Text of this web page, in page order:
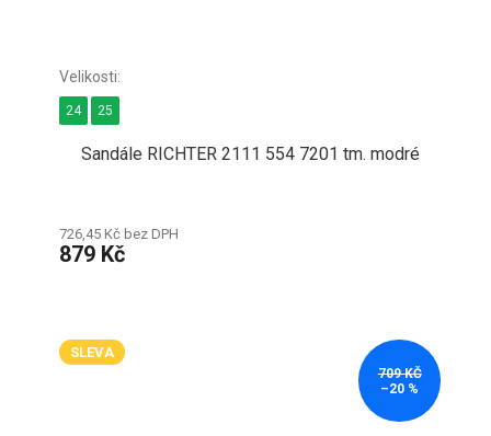
Sandále RICHTER 2111 554 7201 tm. modré
726,45 Kč bez DPH
879 Kč
24 25
SLEVA
709 KČ
–20 %